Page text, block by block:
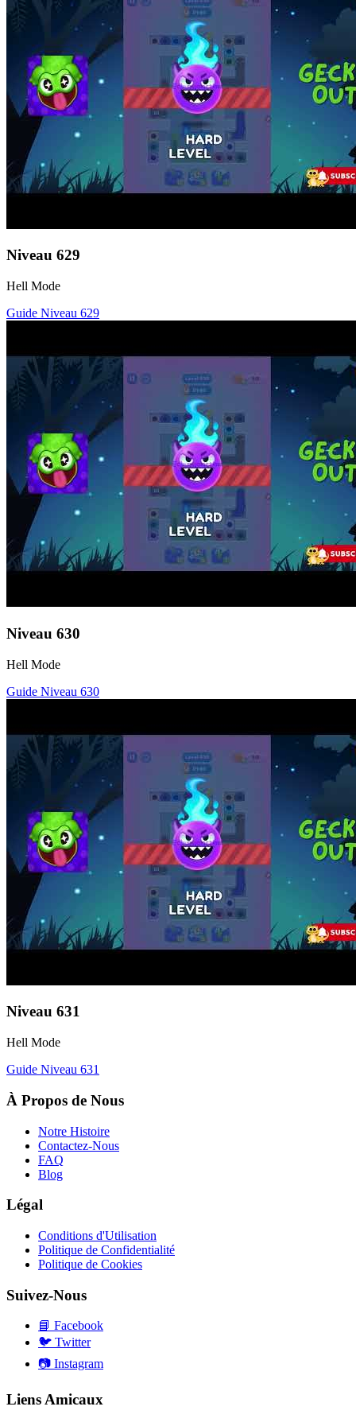
Niveau 629
Hell Mode
Guide Niveau 629
Niveau 630
Hell Mode
Guide Niveau 630
Niveau 631
Hell Mode
Guide Niveau 631
À Propos de Nous
Notre Histoire
Contactez-Nous
FAQ
Blog
Légal
Conditions d'Utilisation
Politique de Confidentialité
Politique de Cookies
Suivez-Nous
📘 Facebook
🐦 Twitter
📷 Instagram
Liens Amicaux